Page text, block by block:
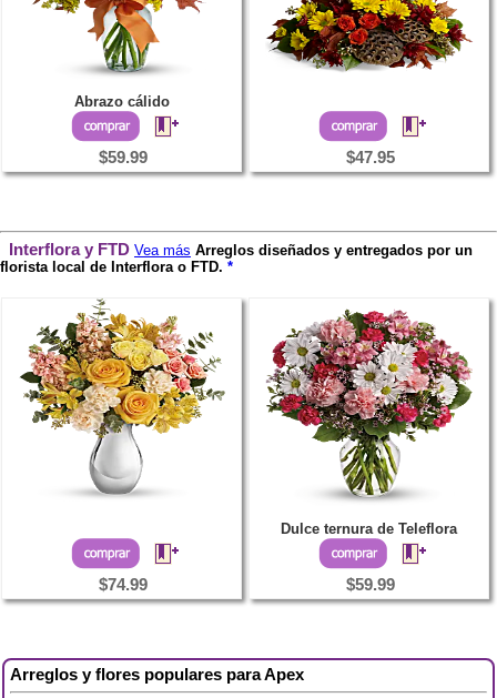
Abrazo cálido
$59.99 $47.95
Interflora y FTD Vea más Arreglos diseñados y entregados por un
florista local de Interflora o FTD. *
$74.99
Dulce ternura de Teleflora
$59.99
Arreglos y flores populares para Apex